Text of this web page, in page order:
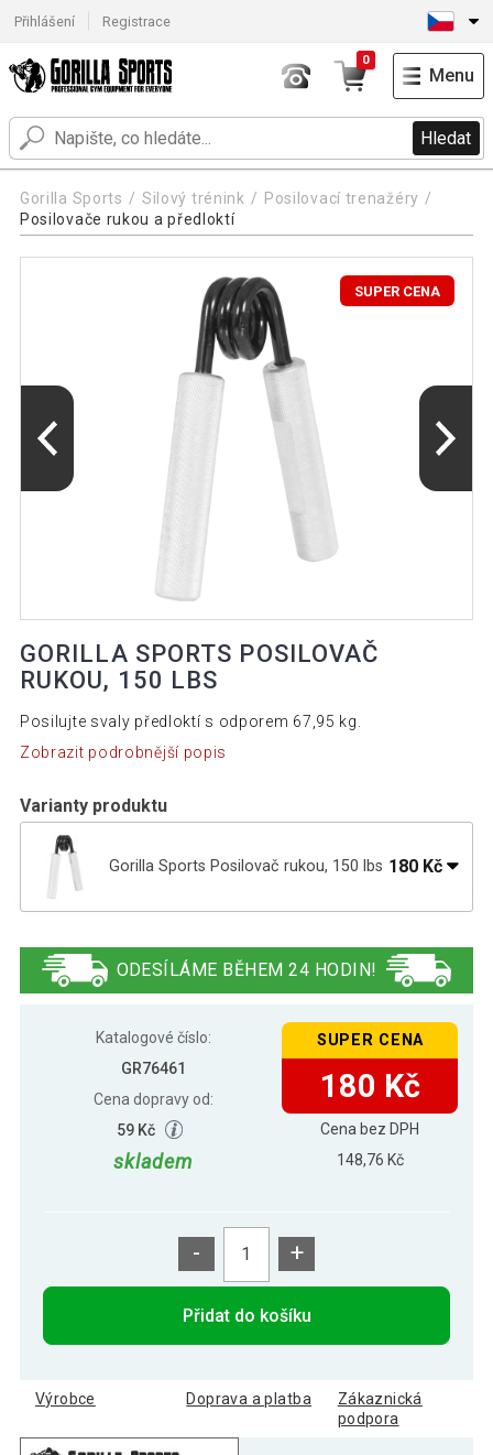
Přihlášení Registrace
Hledat
0
Menu
Gorilla Sports Silový trénink
Posilovací trenažéry
Posilovače rukou a předloktí
SUPER CENA
GORILLA SPORTS POSILOVAČ
RUKOU, 150 LBS
Posilujte svaly předloktí s odporem 67,95 kg.
Zobrazit podrobnější popis
Varianty produktu
Gorilla Sports Posilovač rukou, 150 lbs 180 Kč
Gorilla Sports Posilovač rukou, 200 lbs 219 Kč
Gorilla Sports Posilovač rukou, 250 lbs 266 Kč
265 Kč
ODESÍLÁME BĚHEM 24 HODIN!
Katalogové číslo:
GR76461
Cena dopravy od:
59 Kč
skladem
SUPER CENA
180 Kč
Cena bez DPH
148,76 Kč
- +
Přidat do košíku
Výrobce Doprava a platba
Zákaznická
podpora